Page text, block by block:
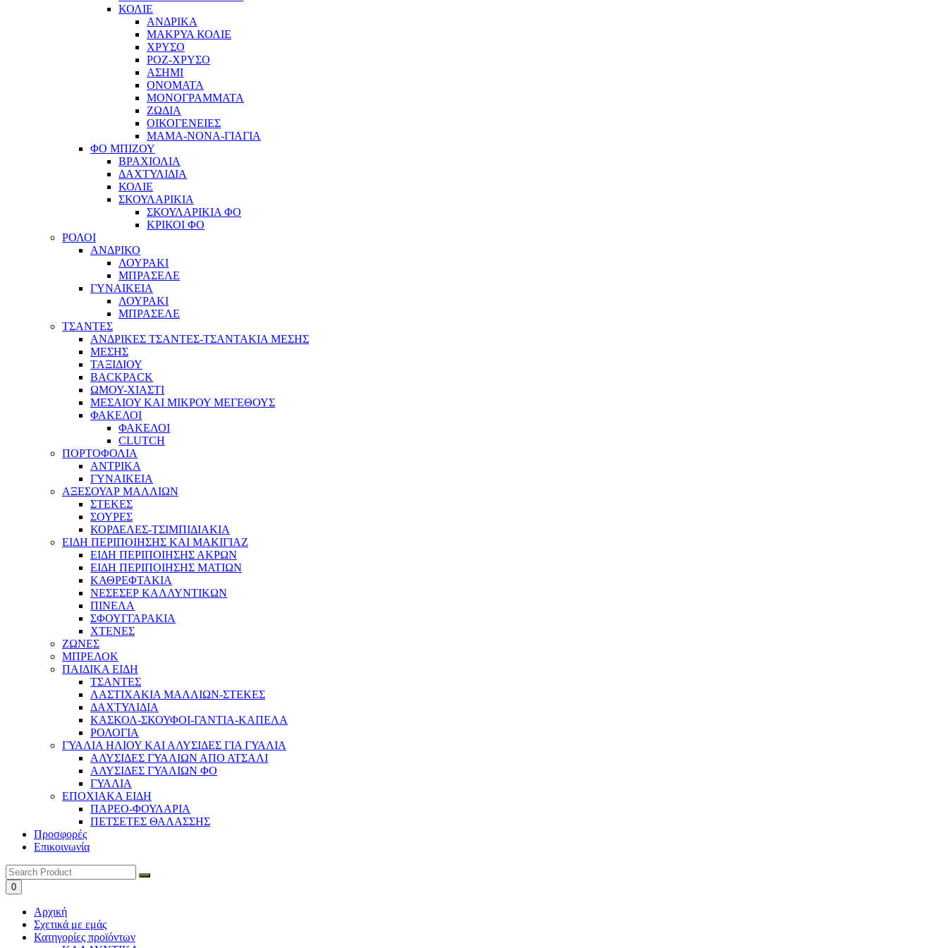
ΚΟΛΙΕ
ΑΝΔΡΙΚΑ
ΜΑΚΡΥΑ ΚΟΛΙΕ
ΧΡΥΣΟ
ΡΟΖ-ΧΡΥΣΟ
ΑΣΗΜΙ
ΟΝΟΜΑΤΑ
ΜΟΝΟΓΡΑΜΜΑΤΑ
ΖΩΔΙΑ
ΟΙΚΟΓΕΝΕΙΕΣ
ΜΑΜΑ-ΝΟΝΑ-ΓΙΑΓΙΑ
ΦΟ ΜΠΙΖΟΥ
ΒΡΑΧΙΟΛΙΑ
ΔΑΧΤΥΛΙΔΙΑ
ΚΟΛΙΕ
ΣΚΟΥΛΑΡΙΚΙΑ
ΣΚΟΥΛΑΡΙΚΙΑ ΦΟ
ΚΡΙΚΟΙ ΦΟ
ΡΟΛΟΙ
ΑΝΔΡΙΚΟ
ΛΟΥΡΑΚΙ
ΜΠΡΑΣΕΛΕ
ΓΥΝΑΙΚΕΙΑ
ΛΟΥΡΑΚΙ
ΜΠΡΑΣΕΛΕ
ΤΣΑΝΤΕΣ
ΑΝΔΡΙΚΕΣ ΤΣΑΝΤΕΣ-ΤΣΑΝΤΑΚΙΑ ΜΕΣΗΣ
ΜΕΣΗΣ
ΤΑΞΙΔΙΟΥ
BACKPACK
ΩΜΟΥ-ΧΙΑΣΤΙ
ΜΕΣΑΙΟΥ ΚΑΙ ΜΙΚΡΟΥ ΜΕΓΕΘΟΥΣ
ΦΑΚΕΛΟΙ
ΦΑΚΕΛΟΙ
CLUTCH
ΠΟΡΤΟΦΟΛΙΑ
ΑΝΤΡΙΚΑ
ΓΥΝΑΙΚΕΙΑ
ΑΞΕΣΟΥΑΡ ΜΑΛΛΙΩΝ
ΣΤΕΚΕΣ
ΣΟΥΡΕΣ
ΚΟΡΔΕΛΕΣ-ΤΣΙΜΠΙΔΙΑΚΙΑ
ΕΙΔΗ ΠΕΡΙΠΟΙΗΣΗΣ ΚΑΙ ΜΑΚΙΓΙΑΖ
ΕΙΔΗ ΠΕΡΙΠΟΙΗΣΗΣ ΑΚΡΩΝ
ΕΙΔΗ ΠΕΡΙΠΟΙΗΣΗΣ ΜΑΤΙΩΝ
ΚΑΘΡΕΦΤΑΚΙΑ
ΝΕΣΕΣΕΡ ΚΑΛΛΥΝΤΙΚΩΝ
ΠΙΝΕΛΑ
ΣΦΟΥΓΓΑΡΑΚΙΑ
ΧΤΕΝΕΣ
ΖΩΝΕΣ
ΜΠΡΕΛΟΚ
ΠΑΙΔΙΚΑ ΕΙΔΗ
ΤΣΑΝΤΕΣ
ΛΑΣΤΙΧΑΚΙΑ ΜΑΛΛΙΩΝ-ΣΤΕΚΕΣ
ΔΑΧΤΥΛΙΔΙΑ
ΚΑΣΚΟΛ-ΣΚΟΥΦΟΙ-ΓΑΝΤΙΑ-ΚΑΠΕΛΑ
ΡΟΛΟΓΙΑ
ΓΥΑΛΙΑ ΗΛΙΟΥ ΚΑΙ ΑΛΥΣΙΔΕΣ ΓΙΑ ΓΥΑΛΙΑ
ΑΛΥΣΙΔΕΣ ΓΥΑΛΙΩΝ ΑΠΟ ΑΤΣΑΛΙ
ΑΛΥΣΙΔΕΣ ΓΥΑΛΙΩΝ ΦΟ
ΓΥΑΛΙΑ
ΕΠΟΧΙΑΚΑ ΕΙΔΗ
ΠΑΡΕΟ-ΦΟΥΛΑΡΙΑ
ΠΕΤΣΕΤΕΣ ΘΑΛΑΣΣΗΣ
Προσφορές
Επικοινωνία
0
Αρχική
Σχετικά με εμάς
Κατηγορίες προϊόντων